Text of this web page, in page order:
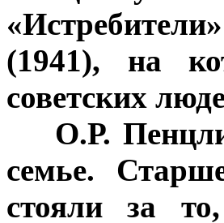
(1941), на
советских
О.Р.
семье.
стояли за